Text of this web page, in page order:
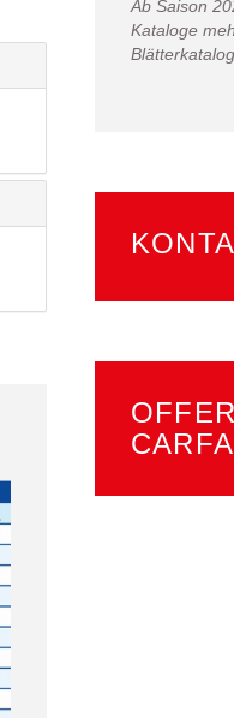
Ab Saison
Kataloge